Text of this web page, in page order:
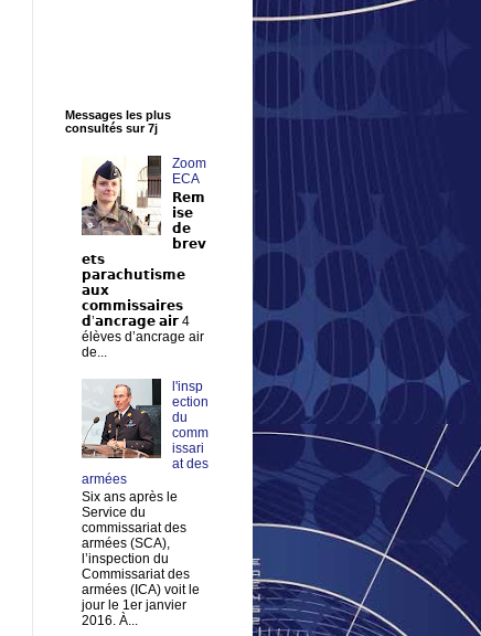
Messages les plus
consultés sur 7j
Zoom
ECA
𝗥𝗲𝗺
𝗶𝘀𝗲
𝗱𝗲
𝗯𝗿𝗲𝘃
𝗲𝘁𝘀
𝗽𝗮𝗿𝗮𝗰𝗵𝘂𝘁𝗶𝘀𝗺𝗲
𝗮𝘂𝘅
𝗰𝗼𝗺𝗺𝗶𝘀𝘀𝗮𝗶𝗿𝗲𝘀
𝗱’𝗮𝗻𝗰𝗿𝗮𝗴𝗲 𝗮𝗶𝗿 4
élèves d’ancrage air
de...
l'insp
ection
du
comm
issari
at des
armées
Six ans après le
Service du
commissariat des
armées (SCA),
l’inspection du
Commissariat des
armées (ICA) voit le
jour le 1er janvier
2016. À...